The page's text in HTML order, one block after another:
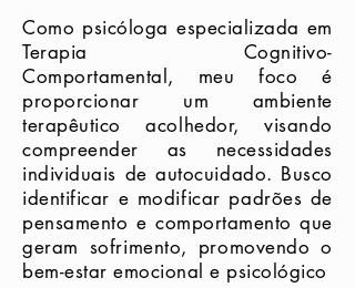
Como psicóloga especializada em
Terapia Cognitivo-
Comportamental, meu foco é
proporcionar um ambiente
terapêutico acolhedor, visando
compreender as necessidades
individuais de autocuidado. Busco
identificar e modificar padrões de
pensamento e comportamento que
geram sofrimento, promovendo o
bem-estar emocional e psicológico